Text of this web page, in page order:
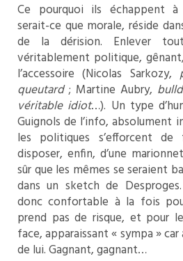
Ce pourquoi ils échappent à
serait-ce que morale, réside
de la dérision. Enlever
véritablement politique,
l’accessoire (Nicolas Sarkozy,
queutard; Martine Aubry,
véritable idiot…). Un type
Guignols de l’info, absolument
les politiques s’efforcent
disposer, enfin, d’une
sûr que les mêmes se seraient
dans un sketch de
donc confortable à la fois
prend pas de risque, et pour
face, apparaissant « sympa »
de lui. Gagnant, gagnant…